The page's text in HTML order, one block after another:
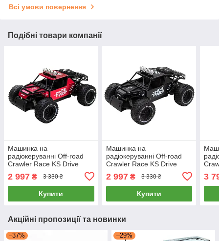
Всі умови повернення
Подібні товари компанії
Машинка на
радіокеруванні Off-road
Crawler Race KS Drive
(2.4GHz, масштаб 1:14, на
акумуляторі) SL-309RHMR
2 997 ₴ 3 330 ₴
Купити
Машинка на
радіокеруванні Off-road
Crawler Race KS Drive
(2.4GHz, масштаб 1:14, на
акумуляторі) SL-
309RHMBl
2 997₴ 3 330 ₴
Купити
3
Акційні пропозиції та новинки
–37% –29%